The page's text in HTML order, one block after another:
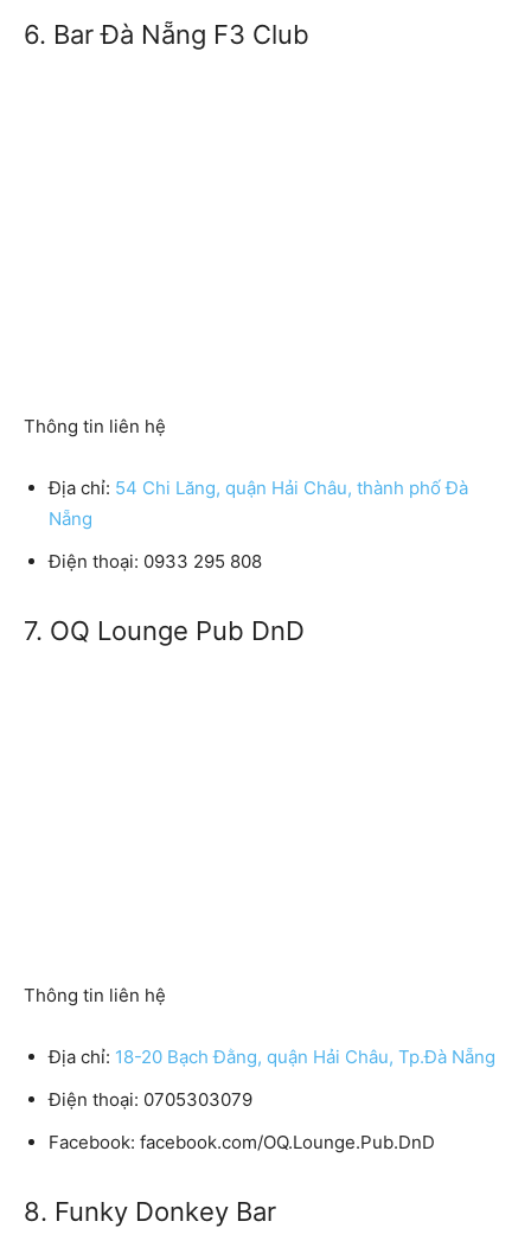
6. Bar Đà Nẵng F3 Club
Thông tin liên hệ
Địa chỉ: 54 Chi Lăng, quận Hải Châu, thành phố Đà
Nẵng
Điện thoại: 0933 295 808
7. OQ Lounge Pub DnD
Thông tin liên hệ
Địa chỉ: 18-20 Bạch Đằng, quận Hải Châu, Tp.Đà Nẵng
Điện thoại: 0705303079
Facebook: facebook.com/OQ.Lounge.Pub.DnD
8. Funky Donkey Bar